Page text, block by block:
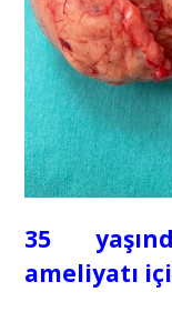
35
ameliyatı